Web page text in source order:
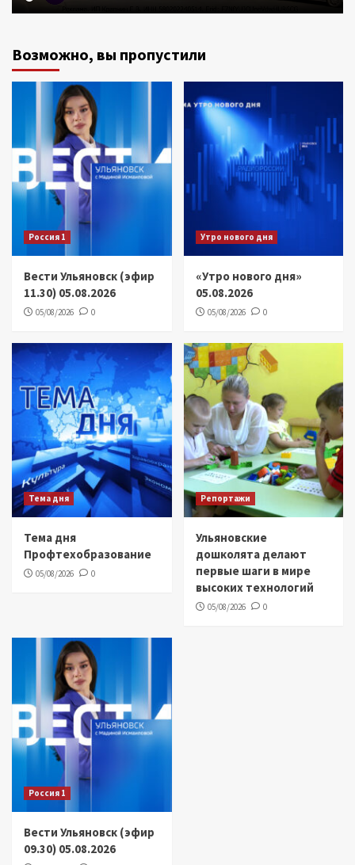
Возможно, вы пропустили
Россия 1
Вести Ульяновск (эфир
11.30) 05.08.2026
05/08/2026 0
Утро нового дня
«Утро нового дня»
05.08.2026
05/08/2026 0
Тема дня
Тема дня
Профтехобразование
05/08/2026 0
Репортажи
Ульяновские
дошколята делают
первые шаги в мире
высоких технологий
05/08/2026 0
Россия 1
Вести Ульяновск (эфир
09.30) 05.08.2026